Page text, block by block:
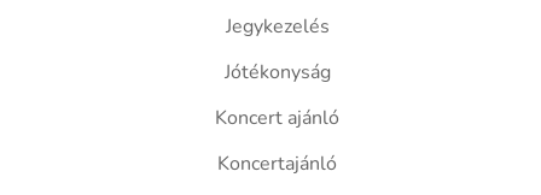
Jegykezelés
Jótékonyság
Koncert ajánló
Koncertajánló